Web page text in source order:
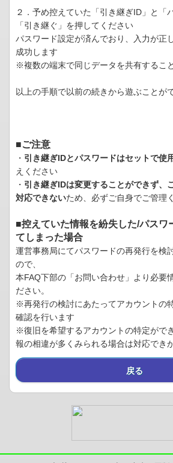
２．予め控えていた「引き継ぎID」と「
「引き継ぐ」を押してください
パスワード設定が済んでおり、入力が正
成功します
※複数の端末で同じデータを共有するこ
以上の手順で以前の続きから遊ぶことが
■ご注意
・ 引き継ぎIDとパスワードはセットで使
えください
・ 引き継ぎIDは変更することができず、
対応できないため、必ずご自身でご管理
■控えていた情報を紛失した/パスワ
てしまった場合
運営事務局にてパスワードの再発行を検
ので、
本FAQ下部の「お問い合わせ」より必要
ださい。
※再発行の検討にあたってアカウントの
確認を行います
※復旧を希望するアカウントの特定がで
報の相違が多くみられる場合は対応でき
戻る